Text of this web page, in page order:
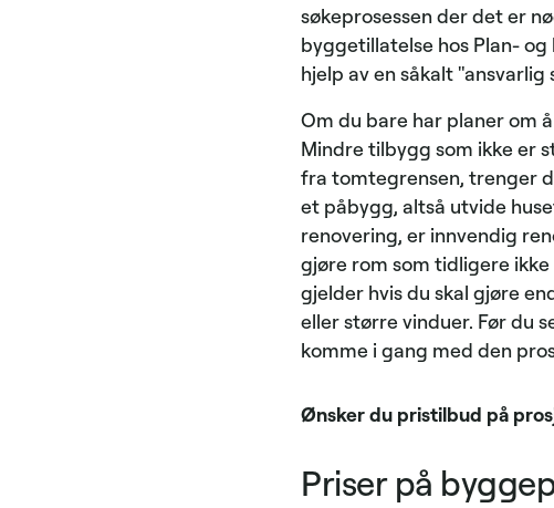
søkeprosessen der det er
byggetillatelse hos Plan-
hjelp av en såkalt
Om du bare har planer om
Mindre tilbygg som ikke er
fra tomtegrensen, trenger
et påbygg, altså utvide
renovering, er innvendig
gjøre rom som tidligere
gjelder hvis du skal gjøre
eller større vinduer. Før du
komme i gang med den
Ønsker du pristilbud på
Priser på